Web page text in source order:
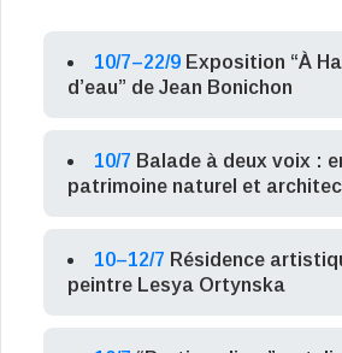
10/7–22/9 Exposition “À
d’eau” de Jean Bonichon
10/7 Balade à deux voix :
patrimoine naturel et
10–12/7 Résidence
peintre Lesya Ortynska